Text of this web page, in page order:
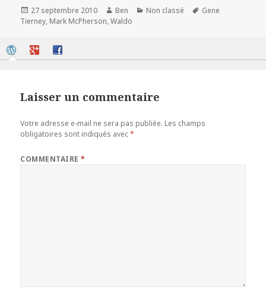
Publié
le
27 septembre 2010 Auteur
Ben Catégories
Non classé
Mots-
Gene
Tierney, Mark McPherson,Waldo
Laisser un commentaire
Votre adresse e-mail ne sera pas publiée. Les champs
obligatoires sont indiqués avec*
COMMENTAIRE*